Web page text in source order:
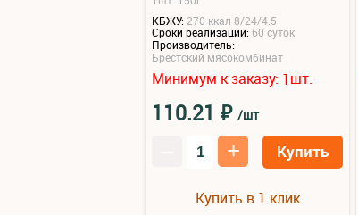
КБЖУ: 270 ккал 8/24/4.5
Сроки реализации: 60 суток
Производитель:
Брестский мясокомбинат
Минимум к заказу: 1шт.
110.21 ₽ /шт
+ Купить
Купить в 1 клик